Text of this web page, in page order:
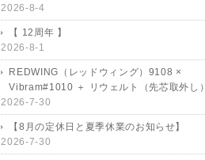
2026-8-4
【 12周年 】
2026-8-1
REDWING（レッドウィング）9108 ×
Vibram#1010 ＋ リウェルト（先芯取外し）
2026-7-30
【8月の定休日と夏季休業のお知らせ】
2026-7-30